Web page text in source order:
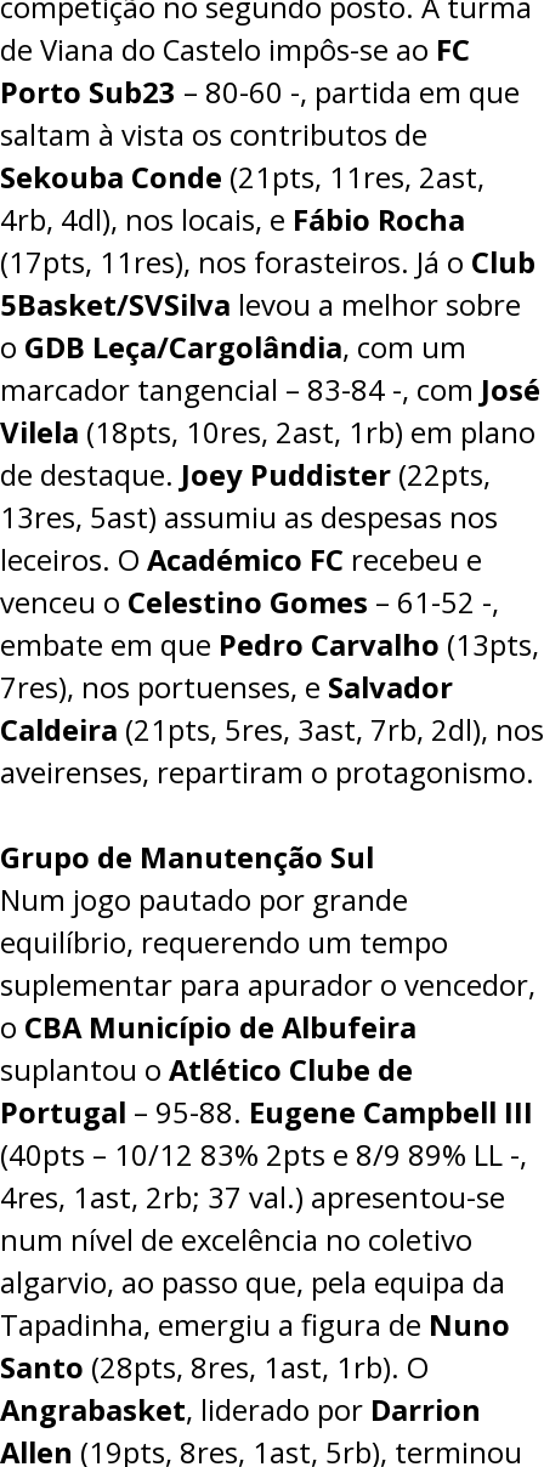
de Viana do Castelo impôs-se ao FC
Porto Sub23 – 80-60 -, partida em que
saltam à vista os contributos de
Sekouba Conde (21pts, 11res, 2ast,
4rb, 4dl), nos locais, e Fábio Rocha
(17pts, 11res), nos forasteiros. Já o Club
5Basket/SVSilva levou a melhor sobre
o GDB Leça/Cargolândia, com um
marcador tangencial – 83-84 -, com José
Vilela (18pts, 10res, 2ast, 1rb) em plano
de destaque. Joey Puddister (22pts,
13res, 5ast) assumiu as despesas nos
leceiros. O Académico FC recebeu e
venceu o Celestino Gomes – 61-52 -,
embate em que Pedro Carvalho (13pts,
7res), nos portuenses, e Salvador
Caldeira (21pts, 5res, 3ast, 7rb, 2dl), nos
aveirenses, repartiram o protagonismo.
Grupo de Manutenção Sul
Num jogo pautado por grande
equilíbrio, requerendo um tempo
suplementar para apurador o vencedor,
o CBA Município de Albufeira
suplantou o Atlético Clube de
Portugal – 95-88. Eugene Campbell III
(40pts – 10/12 83% 2pts e 8/9 89% LL -,
4res, 1ast, 2rb; 37 val.) apresentou-se
num nível de excelência no coletivo
algarvio, ao passo que, pela equipa da
Tapadinha, emergiu a figura de Nuno
Santo (28pts, 8res, 1ast, 1rb). O
Angrabasket, liderado por Darrion
Allen (19pts, 8res, 1ast, 5rb), terminou